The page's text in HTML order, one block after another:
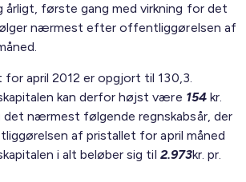
årligt, første gang med virkning for det
nærmest efter offentliggørelsen af
april 2012 er opgjort til 130,3.
kan derfor højst være 154kr.
det nærmest følgende regnskabsår, der
af pristallet for april måned
i alt beløber sig til 2.973kr. pr.